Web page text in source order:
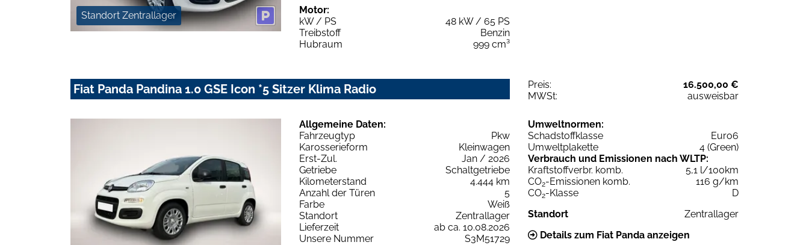
Standort Zentrallager
Motor:
kW / PS
48 kW / 65 PS
Treibstoff
Benzin
Hubraum
999 cm³
Fiat Panda Pandina 1.0 GSE Icon *5 Sitzer Klima Radio Preis:
16.500,00 €
MWSt:
ausweisbar
Allgemeine Daten:
Fahrzeugtyp
Pkw
Karosserieform
Kleinwagen
Erst-Zul.
Jan / 2026
Getriebe
Schaltgetriebe
Kilometerstand
4.444 km
Anzahl der Türen
5
Farbe
Weiß
Standort
Zentrallager
Lieferzeit
ab ca. 10.08.2026
Unsere Nummer
S3M51729
Umweltnormen:
Schadstoffklasse
Euro6
Umweltplakette
4 (Green)
Verbrauch und Emissionen nach WLTP:
Kraftstoffverbr. komb.
5,1 l/100km
CO2-Emissionen komb.
116 g/km
CO2-Klasse
D
Standort
Zentrallager
Details zum Fiat Panda anzeigen